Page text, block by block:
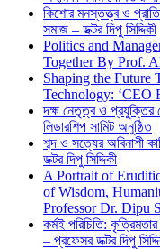
কিশোর মনস্তত্ত্ব ও
সমাজ – ডক্টর দিপু সিদ্দিকী
Politics and
Together By Prof.
Shaping the Future
Technology: ‘CEO
দক্ষ নেতৃত্ব ও প্রযুক্তির
লিডারশিপ সামিট অনুষ্ঠিত
শব্দ ও সত্যের অবিনাশী
ডক্টর দিপু সিদ্দিকী
A Portrait of
of Wisdom,
Professor Dr. Dipu
কর্মই পরিচিতি: কৃত্রিমতার
– প্রফেসর ডক্টর দিপু